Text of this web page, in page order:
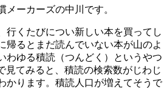
メーカーズの中川です。
行くたびについ新しい本を買ってし
帰るとまだ読んでいない本が山のよ
わゆる積読（つんどく）というやつ
見てみると、積読の検索数がじわじ
かります。積読人口が増えてそうで